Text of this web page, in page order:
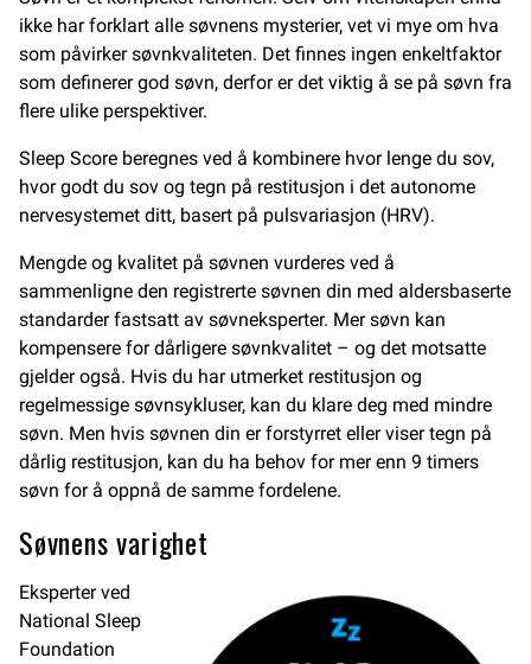
ikke har forklart alle søvnens mysterier, vet vi mye om hva
som påvirker søvnkvaliteten. Det finnes ingen enkeltfaktor
som definerer god søvn, derfor er det viktig å se på søvn fra
flere ulike perspektiver.
Sleep Score beregnes ved å kombinere hvor lenge du sov,
hvor godt du sov og tegn på restitusjon i det autonome
nervesystemet ditt, basert på pulsvariasjon (HRV).
Mengde og kvalitet på søvnen vurderes ved å
sammenligne den registrerte søvnen din med aldersbaserte
standarder fastsatt av søvneksperter. Mer søvn kan
kompensere for dårligere søvnkvalitet – og det motsatte
gjelder også. Hvis du har utmerket restitusjon og
regelmessige søvnsykluser, kan du klare deg med mindre
søvn. Men hvis søvnen din er forstyrret eller viser tegn på
dårlig restitusjon, kan du ha behov for mer enn 9 timers
søvn for å oppnå de samme fordelene.
Søvnens varighet
Eksperter ved
National Sleep
Foundation